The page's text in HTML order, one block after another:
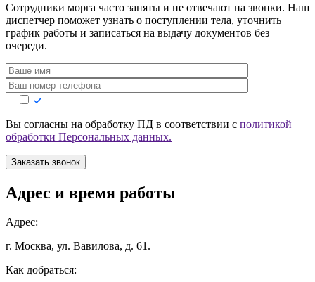
Сотрудники морга часто заняты и не отвечают на звонки. Наш
диспетчер поможет узнать о поступлении тела, уточнить
график работы и записаться на выдачу документов без
очереди.
Вы согласны на обработку ПД в соответствии с политикой
обработки Персональных данных.
Заказать звонок
Адрес и время работы
Адрес:
г. Москва, ул. Вавилова, д. 61.
Как добраться: